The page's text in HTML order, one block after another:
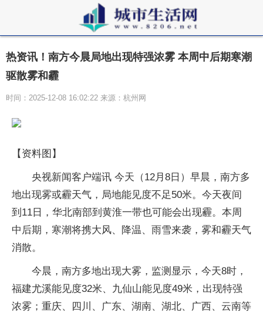
热资讯！南方今晨局地出现特强浓雾 本周中后期寒潮
驱散雾和霾
时间：2025-12-08 16:02:22 来源：杭州网
【资料图】
央视新闻客户端讯 今天（12月8日）早晨，南方多
地出现雾或霾天气，局地能见度不足50米。今天夜间
到11日，华北南部到黄淮一带也可能会出现霾。本周
中后期，寒潮将携大风、降温、雨雪来袭，雾和霾天气
消散。
今晨，南方多地出现大雾，监测显示，今天8时，
福建尤溪能见度32米、九仙山能见度49米，出现特强
浓雾；重庆、四川、广东、湖南、湖北、广西、云南等